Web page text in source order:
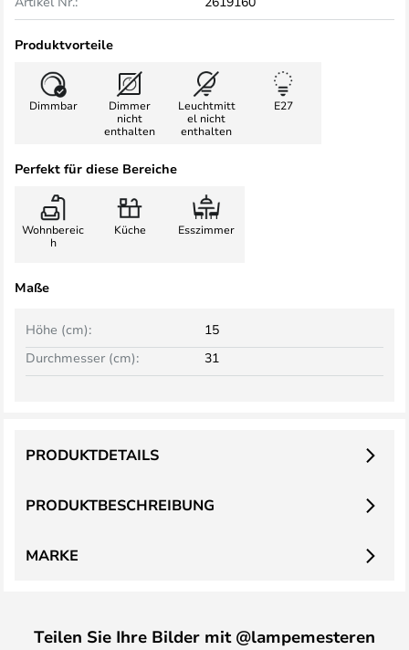
Produktvorteile
Dimmbar
Dimmer
nicht
enthalten
Leuchtmitt
el nicht
enthalten
E27
Perfekt für diese Bereiche
Wohnbereic
h
Küche Esszimmer
Maße
Höhe (cm):
15
Durchmesser (cm):
31
PRODUKTBESCHREIBUNG
PRODUKTDETAILS
MARKE
Teilen Sie Ihre Bilder mit @lampemesteren